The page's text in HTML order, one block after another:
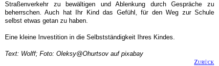
Straßenverkehr zu bewältigen und Ablenkung durch Gespräche zu
beherrschen. Auch hat Ihr Kind das Gefühl, für den Weg zur Schule
selbst etwas getan zu haben.
Eine kleine Investition in die Selbstständigkeit Ihres Kindes.
Text: Wolff; Foto: Oleksy@Ohurtsov auf pixabay
Zurück